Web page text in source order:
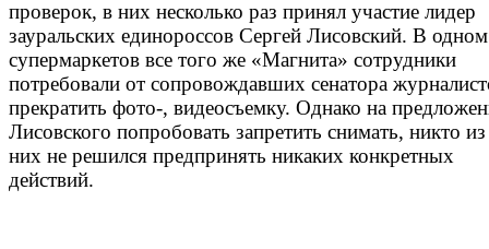
проверок, в них несколько раз принял участие лидер
зауральских единороссов Сергей Лисовский. В
супермаркетов все того же «Магнита» сотрудники
потребовали от сопровождавших сенатора
прекратить фото-, видеосъемку. Однако на
Лисовского попробовать запретить снимать, никто из
них не решился предпринять никаких конкретных
действий.